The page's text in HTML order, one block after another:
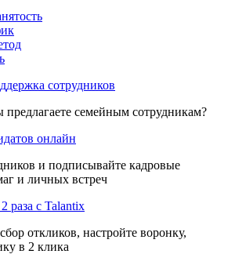
сотрудников
предлагаете семейным сотрудникам?
онлайн
и подписывайте кадровые
и личных встреч
раза с Talantix
откликов, настройте воронку,
в 2 клика